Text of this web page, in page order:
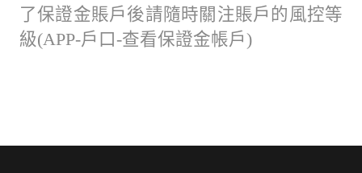
了保證金賬戶後請隨時關注賬戶的風控等
級(APP-戶口-查看保證金帳戶)